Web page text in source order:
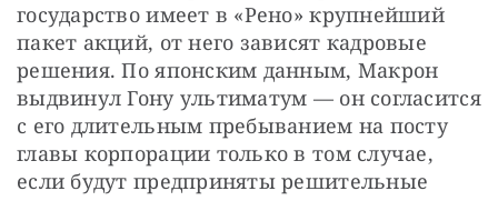
государство имеет в «Рено» крупнейший
пакет акций, от него зависят кадровые
решения. По японским данным, Макрон
выдвинул Гону ультиматум — он согласится
с его длительным пребыванием на посту
главы корпорации только в том случае,
если будут предприняты решительные